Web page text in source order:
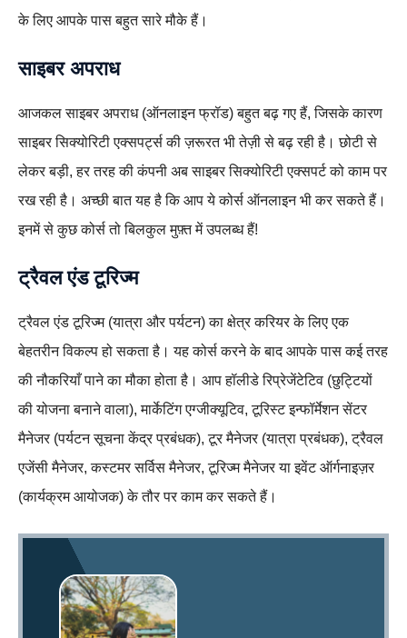
के लिए आपके पास बहुत सारे मौके हैं।
साइबर अपराध
आजकल साइबर अपराध (ऑनलाइन फ्रॉड) बहुत बढ़ गए हैं, जिसके कारण
साइबर सिक्योरिटी एक्सपर्ट्स की ज़रूरत भी तेज़ी से बढ़ रही है। छोटी से
लेकर बड़ी, हर तरह की कंपनी अब साइबर सिक्योरिटी एक्सपर्ट को काम पर
रख रही है। अच्छी बात यह है कि आप ये कोर्स ऑनलाइन भी कर सकते हैं।
इनमें से कुछ कोर्स तो बिलकुल मुफ़्त में उपलब्ध हैं!
ट्रैवल एंड टूरिज्म
ट्रैवल एंड टूरिज्म (यात्रा और पर्यटन) का क्षेत्र करियर के लिए एक
बेहतरीन विकल्प हो सकता है। यह कोर्स करने के बाद आपके पास कई तरह
की नौकरियाँ पाने का मौका होता है। आप हॉलीडे रिप्रेजेंटेटिव (छुट्टियों
की योजना बनाने वाला), मार्केटिंग एग्जीक्यूटिव, टूरिस्ट इन्फॉर्मेशन सेंटर
मैनेजर (पर्यटन सूचना केंद्र प्रबंधक), टूर मैनेजर (यात्रा प्रबंधक), ट्रैवल
एजेंसी मैनेजर, कस्टमर सर्विस मैनेजर, टूरिज्म मैनेजर या इवेंट ऑर्गनाइज़र
(कार्यक्रम आयोजक) के तौर पर काम कर सकते हैं।